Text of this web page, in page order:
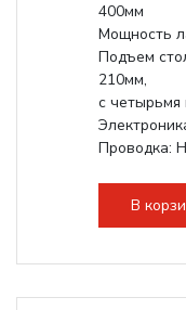
400мм
Мощность
Подъем
210мм,
с
Проводка:
В